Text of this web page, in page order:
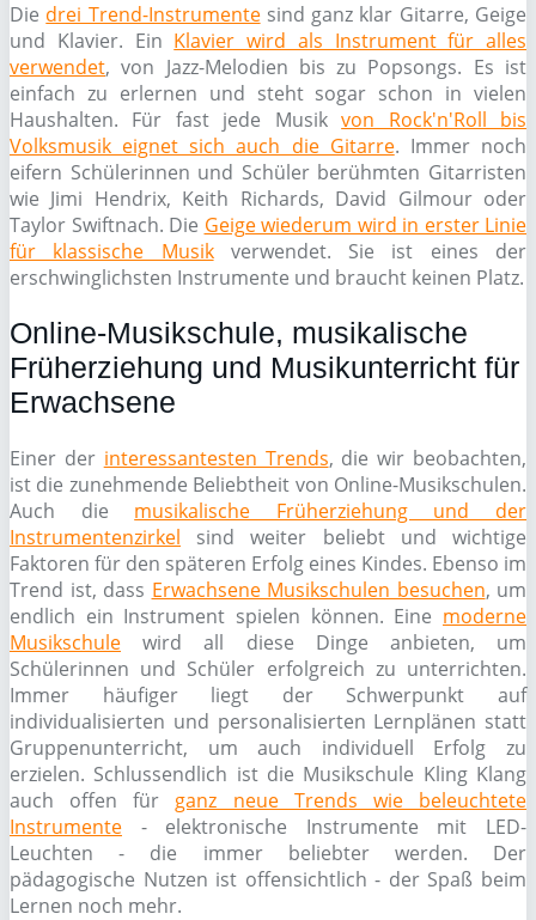
Die drei Trend-Instrumentesind ganz klar Gitarre, Geige
und Klavier. Ein Klavier wird als Instrument für alles
verwendet, von Jazz-Melodien bis zu Popsongs. Es ist
einfach zu erlernen und steht sogar schon in vielen
Haushalten. Für fast jede Musikvon Rock'n'Roll bis
Volksmusik eignet sich auch die Gitarre. Immer noch
eifern Schülerinnen und Schüler berühmten Gitarristen
wie Jimi Hendrix, Keith Richards, David Gilmour oder
Taylor Swiftnach. Die Geige wiederum wird in erster Linie
für klassische Musikverwendet. Sie ist eines der
erschwinglichsten Instrumente und braucht keinen Platz.
Online-Musikschule, musikalische
Früherziehung und Musikunterricht für
Erwachsene
Einer der interessantesten Trends, die wir beobachten,
ist die zunehmende Beliebtheit von Online-Musikschulen.
Auch die musikalische Früherziehung und der
Instrumentenzirkel sind weiter beliebt und wichtige
Faktoren für den späteren Erfolg eines Kindes. Ebenso im
Trend ist, dass Erwachsene Musikschulen besuchen, um
endlich ein Instrument spielen können. Eine moderne
Musikschule wird all diese Dinge anbieten, um
Schülerinnen und Schüler erfolgreich zu unterrichten.
Immer häufiger liegt der Schwerpunkt auf
individualisierten und personalisierten Lernplänen statt
Gruppenunterricht, um auch individuell Erfolg zu
erzielen. Schlussendlich ist die Musikschule Kling Klang
auch offen für ganz neue Trends wie beleuchtete
Instrumente - elektronische Instrumente mit LED-
Leuchten - die immer beliebter werden. Der
pädagogische Nutzen ist offensichtlich - der Spaß beim
Lernen noch mehr.